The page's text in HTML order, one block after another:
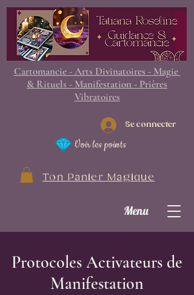
Cartomancie - Arts Divinatoires - Magie
& Rituels - Manifestation - Prières
Vibratoires
Menu
Ton Panier Magique
Se connecter
Voir les points
Protocoles Activateurs de
Manifestation